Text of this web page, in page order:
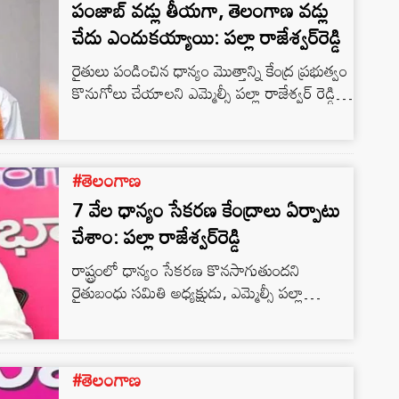
పంజాబ్ వడ్లు తీయగా, తెలంగాణ వడ్లు
చేదు ఎందుకయ్యాయి: పల్లా రాజేశ్వర్‌రెడ్డి
రైతులు పండించిన ధాన్యం మొత్తాన్ని కేంద్ర ప్రభుత్వం
కొనుగోలు చేయాలని ఎమ్మెల్సీ పల్లా రాజేశ్వర్‌ రెడ్డి
డిమాండ్‌ చేశారు. పంజాబ్‌లో 2 కోట్ల మెట్రిక్‌ టన్నుల
దొడ్డు బియ్యం అని, రా రైస్‌ అని ఎందుకు వంకలు
పెడుతున్నారని విమర్శించారు. పంజాబ్‌ వడ్లు ఎలా
తియ్యగైనయని, తెలంగాణ వడ్లు చేదెందుకైనవని
ప్రశ్నించారు. హనుమకొండ జిల్లాలోని ధర్మసాగర్‌లో
జరిగిన నిరసన కార్యక్రమంలో రైతుబంధు సమితి…
#తెలంగాణ
7 వేల ధాన్యం సేకరణ కేంద్రాలు ఏర్పాటు
చేశాం: పల్లా రాజేశ్వర్‌రెడ్డి
రాష్ట్రంలో ధాన్యం సేకరణ కొనసాగుతుందని
రైతుబంధు సమితి అధ్యక్షుడు, ఎమ్మెల్సీ పల్లా
రాజేశ్వర్‌రెడ్డి అన్నారు. ఈ సందర్భంగా మీడియాతో
ధాన్యం కొనుగోలు కేంద్రాలకు పంపారన్నారు.
#తెలంగాణ